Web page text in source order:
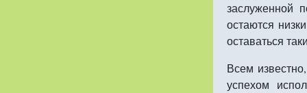
заслуженной
остаются
оставаться
Всем
успехом